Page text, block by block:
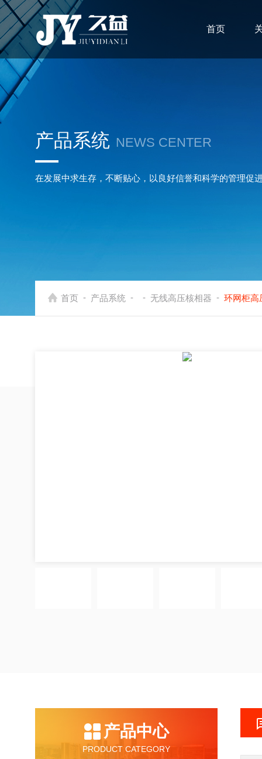
首页
产品系统 NEWS CENTER
在发展中求生存，不断贴心，以良好信誉和科学的管理促
首页 - 产品系统 - - 无线高压核相器 - 环网柜高
产品中心
PRODUCT CATEGORY